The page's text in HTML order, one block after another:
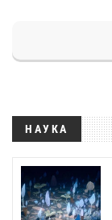
НАУКА